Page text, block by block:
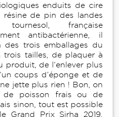
enduits de cire
résine de pin des landes
française
antibactérienne, il
des trois emballages du
trois tailles, de plaquer à
de l’enlever plus
coups d’éponge et de
jette plus rien ! Bon, on
poisson frais ou de
sinon, tout est possible
Grand Prix Sirha 2019,